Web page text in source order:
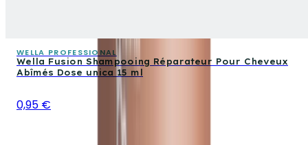
WELLA PROFESSIONAL
Wella Fusion Shampooing Réparateur Pour Cheveux
Abîmés Dose unica 15 ml
0,95 €